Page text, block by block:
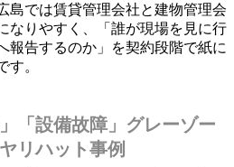
島では賃貸管理会社と建物管理会
なりやすく、「誰が現場を見に行
報告するのか」を契約段階で紙に
す。
「設備故障」グレーゾー
リハット事例